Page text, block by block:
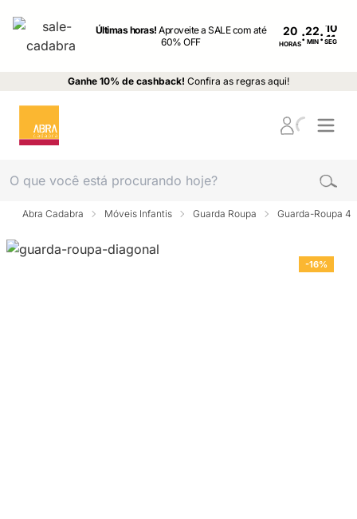
Últimas horas!Aproveite a SALE com até
60% OFF
20
HORAS: MIN : SEG
Ganhe 10% de cashback! Confira as regras aqui!
Abra Cadabra Móveis Infantis Guarda Roupa Guarda-Roupa 4
-16%